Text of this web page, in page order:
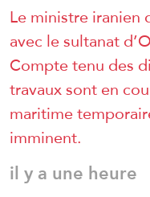
Le ministre iranien
avec le sultanat
Compte tenu des
travaux sont en
maritime
imminent.
il y a une heure